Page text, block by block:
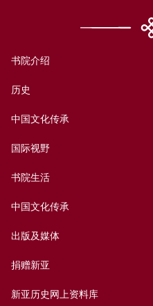
书院介绍
历史
中国文化传承
国际视野
书院生活
中国文化传承
出版及媒体
捐赠新亚
新亚历史网上资料库